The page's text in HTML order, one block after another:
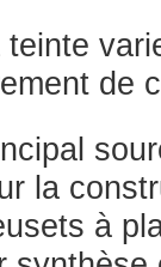
teinte
la
à